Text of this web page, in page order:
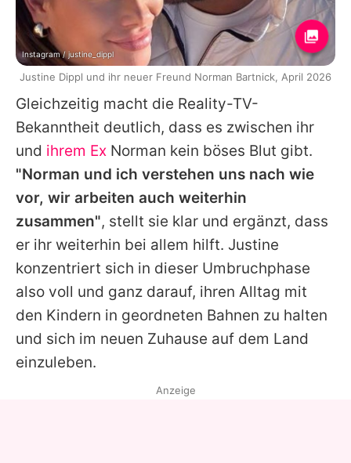
Gleichzeitig macht die Reality-TV-
Bekanntheit deutlich, dass es zwischen ihr
und ihrem Ex Norman kein böses Blut gibt.
"Norman und ich verstehen uns nach wie
vor, wir arbeiten auch weiterhin
zusammen", stellt sie klar und ergänzt, dass
er ihr weiterhin bei allem hilft. Justine
konzentriert sich in dieser Umbruchphase
also voll und ganz darauf, ihren Alltag mit
den Kindern in geordneten Bahnen zu halten
und sich im neuen Zuhause auf dem Land
einzuleben.
Instagram / justine_dippl
Justine Dippl und ihr neuer Freund Norman Bartnick, April 2026
Anzeige